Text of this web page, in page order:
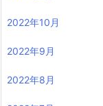
2022年10月
2022年9月
2022年8月